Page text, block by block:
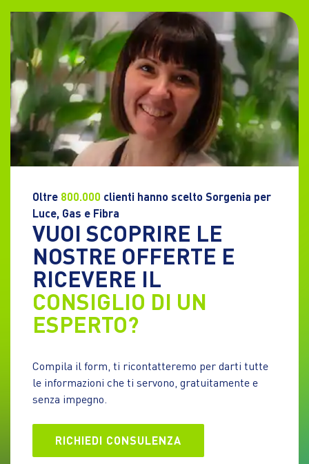
Oltre 800.000 clienti hanno scelto Sorgenia per
Luce, Gas e Fibra
VUOI SCOPRIRE LE
NOSTRE OFFERTE E
RICEVERE IL
CONSIGLIO DI UN
ESPERTO?
Compila il form, ti ricontatteremo per darti tutte
le informazioni che ti servono, gratuitamente e
senza impegno.
RICHIEDI CONSULENZA